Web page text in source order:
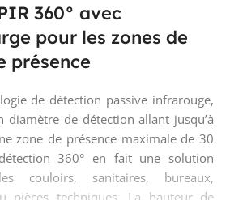
360° avec
pour les zones de
présence
de détection passive infrarouge,
diamètre de détection allant jusqu’à
zone de présence maximale de 30
360° en fait une solution
couloirs, sanitaires, bureaux,
pièces techniques. La hauteur de